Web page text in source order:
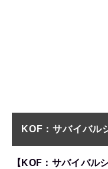
KOF：サバイバル
【KOF：サバイバル